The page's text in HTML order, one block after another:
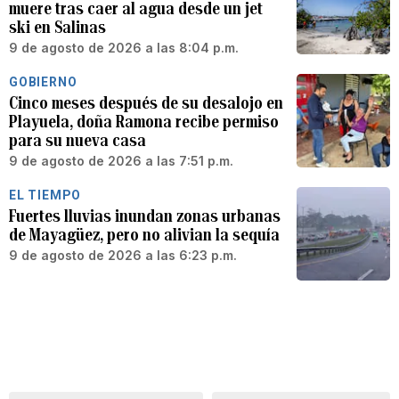
muere tras caer al agua desde un jet
ski en Salinas
9 de agosto de 2026 a las 8:04 p.m.
GOBIERNO
Cinco meses después de su desalojo en
Playuela, doña Ramona recibe permiso
para su nueva casa
9 de agosto de 2026 a las 7:51 p.m.
EL TIEMPO
Fuertes lluvias inundan zonas urbanas
de Mayagüez, pero no alivian la sequía
9 de agosto de 2026 a las 6:23 p.m.